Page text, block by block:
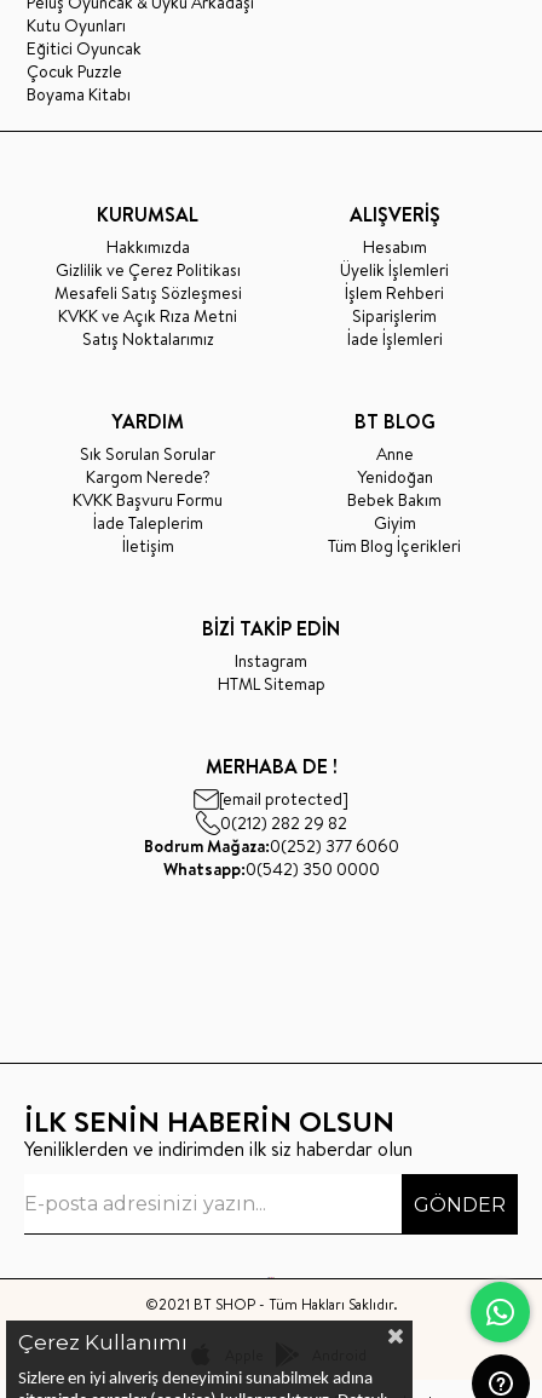
Kutu Oyunları
Eğitici Oyuncak
Çocuk Puzzle
Boyama Kitabı
KURUMSAL
Hakkımızda
Gizlilik ve Çerez Politikası
Mesafeli Satış Sözleşmesi
KVKK ve Açık Rıza Metni
Satış Noktalarımız
ALIŞVERİŞ
Hesabım
Üyelik İşlemleri
İşlem Rehberi
Siparişlerim
İade İşlemleri
YARDIM
Sık Sorulan Sorular
Kargom Nerede?
KVKK Başvuru Formu
İade Taleplerim
İletişim
BT BLOG
Anne
Yenidoğan
Bebek Bakım
Giyim
Tüm Blog İçerikleri
BİZİ TAKİP EDİN
Instagram
HTML Sitemap
MERHABA DE !
[email protected]
0(212) 282 29 82
Bodrum Mağaza:0(252) 377 6060
Whatsapp:0(542) 350 0000
İLK SENİN HABERİN OLSUN
Yeniliklerden ve indirimden ilk siz haberdar olun
GÖNDER
©2021 BT SHOP - Tüm Hakları Saklıdır.
Çerez Kullanımı
Sizlere en iyi alıveriş deneyimini sunabilmek adına